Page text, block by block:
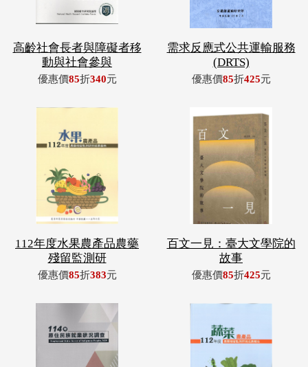
高齡社會長者與障礙者移
動與社會參與
優惠價85折340元
需求反應式公共運輸服務
(DRTS)
優惠價85折425元
112年度水果農產品農藥
殘留監測研
優惠價85折383元
百文一見：臺大文學院的
故事
優惠價85折425元